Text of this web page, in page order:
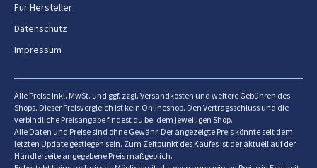
Für Hersteller
Datenschutz
Impressum
Alle Preise inkl. MwSt. und ggf. zzgl. Versandkosten und weitere Gebühren des
Shops. Dieser Preisvergleich ist kein Onlineshop. Den Vertragsschluss und die
verbindliche Preisangabe findest du bei dem jeweiligen Shop.
Alle Daten und Preise sind ohne Gewähr. Der angezeigte Preis könnte seit dem
letzten Update gestiegen sein. Zum Zeitpunkt des Kaufes ist der aktuell auf der
Händlerseite angegebene Preis maßgeblich.